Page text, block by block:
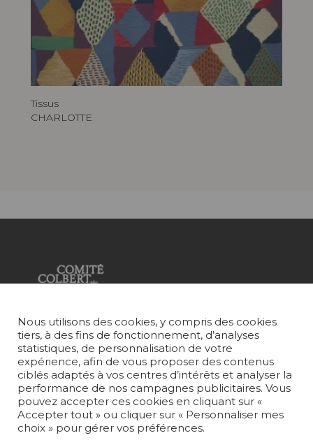
Tissus
CHARLOTTE
Maison française à l’éclectisme assumé
qui crée, édite et fabrique des étoffes,
des papiers peints, des tapis sur-mesure
et du mobilier d'exception.
ABONNEZ-VOUS À NOTRE NEWSLETTER
Je m'abonne
Nous utilisons des cookies, y compris des cookies
tiers, à des fins de fonctionnement, d’analyses
statistiques, de personnalisation de votre
expérience, afin de vous proposer des contenus
ciblés adaptés à vos centres d’intérêts et analyser la
performance de nos campagnes publicitaires. Vous
pouvez accepter ces cookies en cliquant sur «
Accepter tout » ou cliquer sur « Personnaliser mes
choix » pour gérer vos préférences.